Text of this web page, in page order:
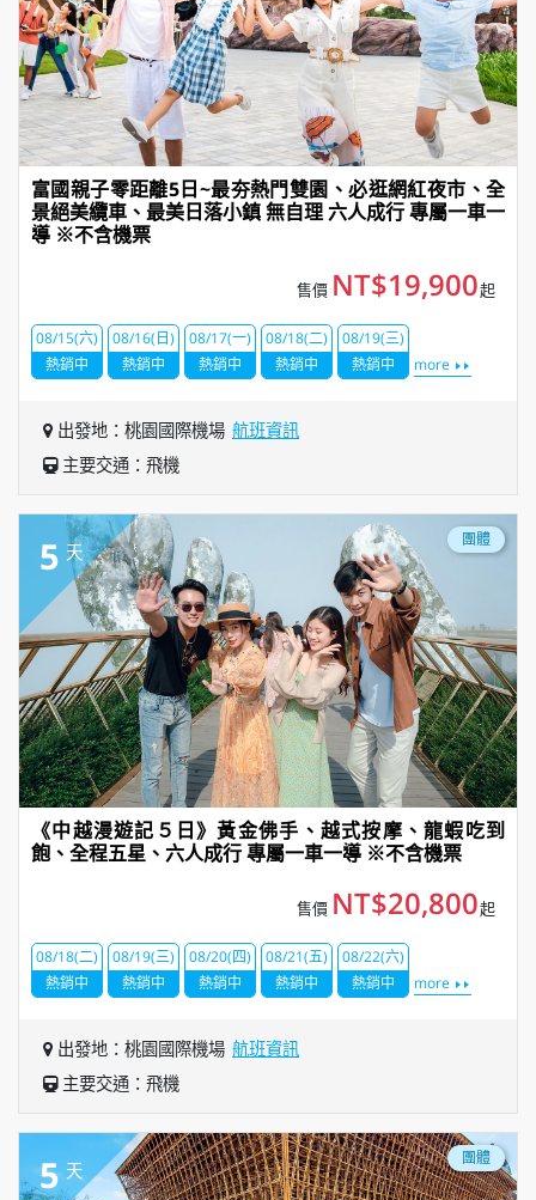
富國親子零距離5日~最夯熱門雙園、必逛網紅夜市、全
景絕美纜車、最美日落小鎮 無自理 六人成行 專屬一車一
導 ※不含機票
售價 NT$19,900起
08/15(六)
熱銷中
08/16(日)
熱銷中
08/17(一)
熱銷中
08/18(二)
熱銷中
08/19(三)
熱銷中
more
出發地：桃園國際機場 航班資訊
主要交通：飛機
5 天
團體
《中越漫遊記５日》黃金佛手、越式按摩、龍蝦吃到
飽、全程五星、六人成行 專屬一車一導 ※不含機票
售價 NT$20,800起
08/18(二)
熱銷中
08/19(三)
熱銷中
08/20(四)
熱銷中
08/21(五)
熱銷中
08/22(六)
熱銷中
more
出發地：桃園國際機場 航班資訊
主要交通：飛機
5 天
團體